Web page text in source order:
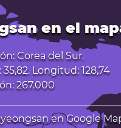
en el
Corea del Sur.
Longitud: 128,74
267.000
en Google